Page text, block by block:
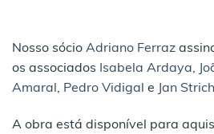
Nosso sócio Adriano Ferraz
os associados
Isabela Ardaya,
Amaral , Pedro Vidigal e Jan
A obra está disponível para